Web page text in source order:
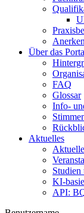
Über das
FAQ
Glossar
Info-
Aktuelles
Studien
KI-
API: